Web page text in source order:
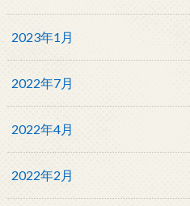
2023年1月
2022年7月
2022年4月
2022年2月